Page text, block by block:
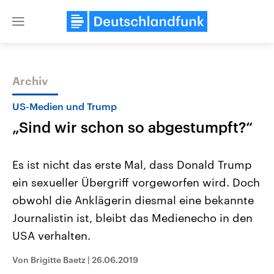
Close
Themen
Landtagswahl Sachsen-Anhalt
2026
Alle Informationen
Sachsen-Anhalt wählt am 6.
Landtag. Seit 2021 wird das
USA
Aktuelle Beiträge,
Archiv
US-Medien und Trump
„Sind wir schon so abgestumpft?“
Es ist nicht das erste Mal, dass Donald Trump
ein sexueller Übergriff vorgeworfen wird. Doch
obwohl die Anklägerin diesmal eine bekannte
Journalistin ist, bleibt das Medienecho in den
USA verhalten.
Von Brigitte Baetz | 26.06.2019